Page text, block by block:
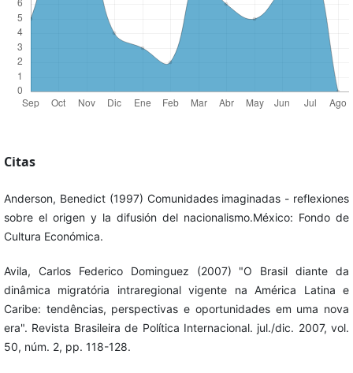
Citas
Anderson, Benedict (1997) Comunidades imaginadas - reflexiones
sobre el origen y la difusión del nacionalismo.México: Fondo de
Cultura Económica.
Avila, Carlos Federico Dominguez (2007) "O Brasil diante da
dinâmica migratória intraregional vigente na América Latina e
Caribe: tendências, perspectivas e oportunidades em uma nova
era". Revista Brasileira de Política Internacional. jul./dic. 2007, vol.
50, núm. 2, pp. 118-128.